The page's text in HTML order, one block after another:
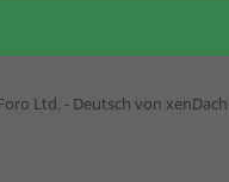
Ltd. - Deutsch von xenDach